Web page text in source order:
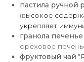
пастила ручной
(высокое
укрепляет
гранола
ореховое
фруктовый чай